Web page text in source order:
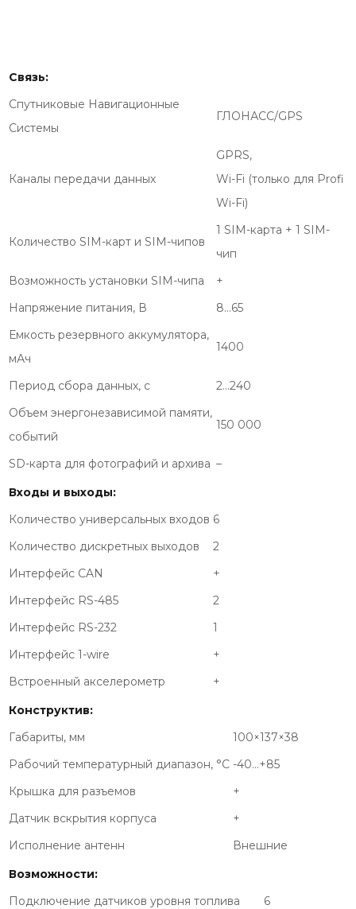
Связь:
Спутниковые Навигационные
Системы
ГЛОНАСС/GPS
Каналы передачи данных
GPRS,
Wi-Fi (только для Profi
Wi-Fi)
Количество SIM-карт и SIM-чипов
1 SIM-карта + 1 SIM-
чип
Возможность установки SIM-чипа
+
Напряжение питания, В
8…65
Емкость резервного аккумулятора,
мАч
1400
Период сбора данных, с
2…240
Объем энергонезависимой памяти,
событий
150 000
SD-карта для фотографий и архива –
Входы и выходы:
Количество универсальных входов 6
Количество дискретных выходов
2
Интерфейс CAN
+
Интерфейс RS-485
2
Интерфейс RS-232
1
Интерфейс 1-wire
+
Встроенный акселерометр
+
Конструктив:
Габариты, мм
100×137×38
Рабочий температурный диапазон, °С -40…+85
Крышка для разъемов
+
Датчик вскрытия корпуса
+
Исполнение антенн
Внешние
Возможности:
Подключение датчиков уровня топлива
6